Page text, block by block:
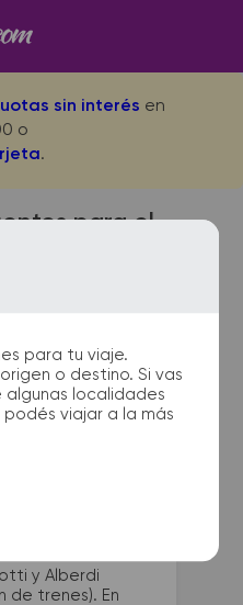
sin interés en
o
.
para tu viaje.
o destino. Si vas
localidades
viajar a la más
para el
Tuyu a La
las
de Mar
de Mar
y Alberdi
de trenes). En